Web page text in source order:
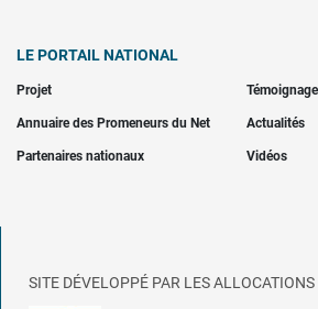
LE PORTAIL NATIONAL
Projet
Annuaire des Promeneurs du Net Actualités
Partenaires nationaux Vidéos
SITE DÉVELOPPÉ PAR LES